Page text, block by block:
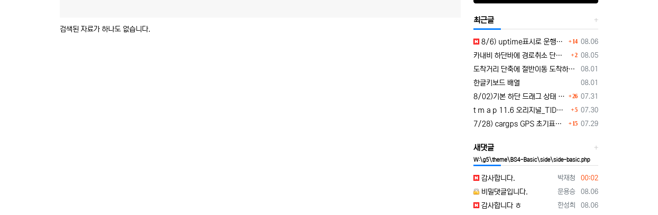
검색된 자료가 하나도 없습니다.
최근글
등록일
08.06
8/6) uptime표시로 운행시간표시 🚗최근목적지 바로가기 및 ⛔이전화면이동과 260806 14
등록일
08.05
카내비 하단바에 경로취소 단축버튼 추가 요청 2
등록일
08.01
도착거리 단축에 절반이동 도착하기 로드리게스로 5가지를 한 번에 배우세요
등록일
08.01
한글키보드 배열
등록일
07.31
8/02)기본 하단 드래그 상태 시작 기능 carnavi-11-6-0-3944_cargps_260802.apk 26
등록일
07.30
t m a p 11.6 오리지널_TID로그인 파일설치 tmap-11-6-0-3944_org signed.apk 5
등록일
07.29
7/28) cargps GPS 초기표시 및 터널 진입 안정화 개선 carnavi-11-4-2-3880_cargps_260728.apk 15
새댓글
W:\g5\theme\BS4-Basic\side\side-basic.php
등록자
박재청 등록일
00:02
감사합니다.
등록자
문용승 등록일
08.06
비밀댓글입니다.
등록자
한성희 등록일
08.06
감사합니다 ㅎ